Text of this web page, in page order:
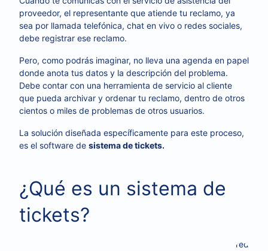
proveedor, el representante que atiende tu reclamo, ya
sea por llamada telefónica, chat en vivo o redes sociales,
debe registrar ese reclamo.
Pero, como podrás imaginar, no lleva una agenda en papel
donde anota tus datos y la descripción del problema.
Debe contar con una herramienta de servicio al cliente
que pueda archivar y ordenar tu reclamo, dentro de otros
cientos o miles de problemas de otros usuarios.
La solución diseñada específicamente para este proceso,
es el software de sistema de tickets.
¿Qué es un sistema de
tickets?
redes